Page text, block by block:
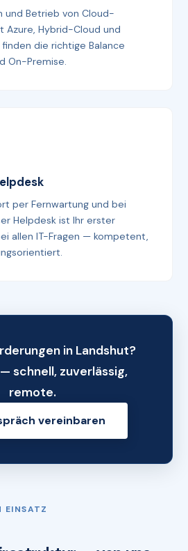
und Betrieb von Cloud-
Azure, Hybrid-Cloud und
die richtige Balance
On-Premise.
per Fernwartung und bei
Helpdesk ist Ihr erster
allen IT-Fragen — kompetent,
in Landshut?
schnell, zuverlässig,
remote.
vereinbaren
EINSATZ